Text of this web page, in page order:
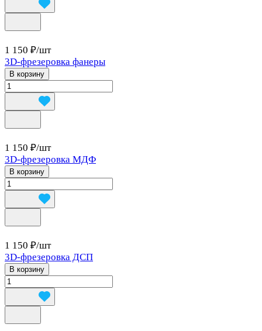
1 150 ₽/шт
3D-фрезеровка фанеры
В корзину
1 150 ₽/шт
3D-фрезеровка МДФ
В корзину
1 150 ₽/шт
3D-фрезеровка ДСП
В корзину